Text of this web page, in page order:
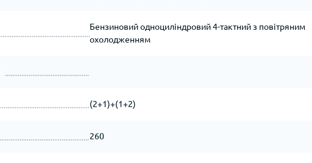
Бензиновий одноциліндровий 4-тактний з повітряним
охолодженням
(2+1)+(1+2)
260